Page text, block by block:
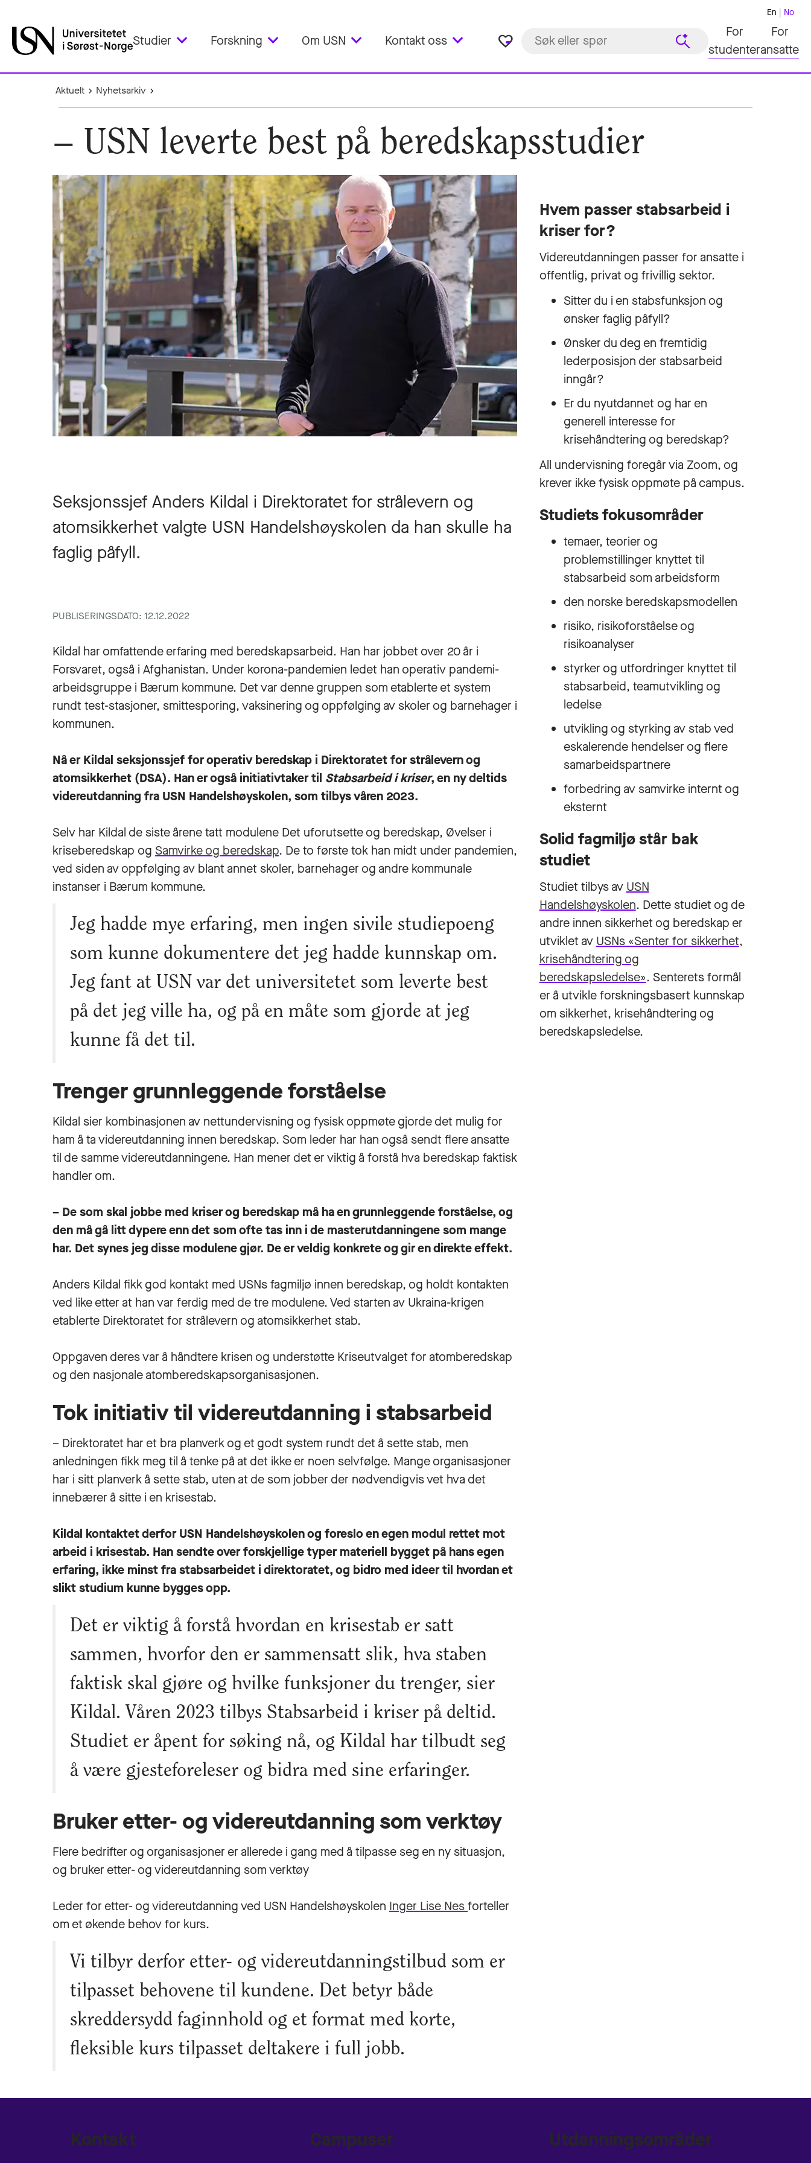
Studier Forskning Om USN Kontakt oss favorite_border
En No
For
studenter
For
ansatte
Aktuelt Nyhetsarkiv
– USN leverte best på beredskapsstudier
Seksjonssjef Anders Kildal i Direktoratet for strålevern og
atomsikkerhet valgte USN Handelshøyskolen da han skulle ha
faglig påfyll.
PUBLISERINGSDATO: 12.12.2022
Kildal har omfattende erfaring med beredskapsarbeid. Han har jobbet over 20 år i
Forsvaret, også i Afghanistan. Under korona-pandemien ledet han operativ pandemi-
arbeidsgruppe i Bærum kommune. Det var denne gruppen som etablerte et system
rundt test-stasjoner, smittesporing, vaksinering og oppfølging av skoler og barnehager i
kommunen.
Nå er Kildal seksjonssjef for operativ beredskap i Direktoratet for strålevern og
atomsikkerhet (DSA). Han er også initiativtaker til Stabsarbeid i kriser, en ny deltids
videreutdanning fra USN Handelshøyskolen, som tilbys våren 2023.
Selv har Kildal de siste årene tatt modulene Det uforutsette og beredskap, Øvelser i
kriseberedskap og Samvirke og beredskap. De to første tok han midt under pandemien,
ved siden av oppfølging av blant annet skoler, barnehager og andre kommunale
instanser i Bærum kommune.
Jeg hadde mye erfaring, men ingen sivile studiepoeng
som kunne dokumentere det jeg hadde kunnskap om.
Jeg fant at USN var det universitetet som leverte best
på det jeg ville ha, og på en måte som gjorde at jeg
kunne få det til.
Trenger grunnleggende forståelse
Kildal sier kombinasjonen av nettundervisning og fysisk oppmøte gjorde det mulig for
ham å ta videreutdanning innen beredskap. Som leder har han også sendt flere ansatte
til de samme videreutdanningene. Han mener det er viktig å forstå hva beredskap faktisk
handler om.
– De som skal jobbe med kriser og beredskap må ha en grunnleggende forståelse, og
den må gå litt dypere enn det som ofte tas inn i de masterutdanningene som mange
har. Det synes jeg disse modulene gjør. De er veldig konkrete og gir en direkte effekt.
Anders Kildal fikk god kontakt med USNs fagmiljø innen beredskap, og holdt kontakten
ved like etter at han var ferdig med de tre modulene. Ved starten av Ukraina-krigen
etablerte Direktoratet for strålevern og atomsikkerhet stab.
Oppgaven deres var å håndtere krisen og understøtte Kriseutvalget for atomberedskap
og den nasjonale atomberedskapsorganisasjonen.
Tok initiativ til videreutdanning i stabsarbeid
– Direktoratet har et bra planverk og et godt system rundt det å sette stab, men
anledningen fikk meg til å tenke på at det ikke er noen selvfølge. Mange organisasjoner
har i sitt planverk å sette stab, uten at de som jobber der nødvendigvis vet hva det
innebærer å sitte i en krisestab.
Kildal kontaktet derfor USN Handelshøyskolen og foreslo en egen modul rettet mot
arbeid i krisestab. Han sendte over forskjellige typer materiell bygget på hans egen
erfaring, ikke minst fra stabsarbeidet i direktoratet, og bidro med ideer til hvordan et
slikt studium kunne bygges opp.
Det er viktig å forstå hvordan en krisestab er satt
sammen, hvorfor den er sammensatt slik, hva staben
faktisk skal gjøre og hvilke funksjoner du trenger, sier
Kildal. Våren 2023 tilbys Stabsarbeid i kriser på deltid.
Studiet er åpent for søking nå, og Kildal har tilbudt seg
å være gjesteforeleser og bidra med sine erfaringer.
Bruker etter- og videreutdanning som verktøy
Flere bedrifter og organisasjoner er allerede i gang med å tilpasse seg en ny situasjon,
og bruker etter- og videreutdanning som verktøy
Leder for etter- og videreutdanning ved USN Handelshøyskolen Inger Lise Nesforteller
om et økende behov for kurs.
Vi tilbyr derfor etter- og videreutdanningstilbud som er
tilpasset behovene til kundene. Det betyr både
skreddersydd faginnhold og et format med korte,
fleksible kurs tilpasset deltakere i full jobb.
Hvem passer stabsarbeid i
kriser for?
Videreutdanningen passer for ansatte i
offentlig, privat og frivillig sektor.
Sitter du i en stabsfunksjon og
ønsker faglig påfyll?
Ønsker du deg en fremtidig
lederposisjon der stabsarbeid
inngår?
Er du nyutdannet og har en
generell interesse for
krisehåndtering og beredskap?
All undervisning foregår via Zoom, og
krever ikke fysisk oppmøte på campus.
Studiets fokusområder
temaer, teorier og
problemstillinger knyttet til
stabsarbeid som arbeidsform
den norske beredskapsmodellen
risiko, risikoforståelse og
risikoanalyser
styrker og utfordringer knyttet til
stabsarbeid, teamutvikling og
ledelse
utvikling og styrking av stab ved
eskalerende hendelser og flere
samarbeidspartnere
forbedring av samvirke internt og
eksternt
Solid fagmiljø står bak
studiet
Studiet tilbys av USN
Handelshøyskolen. Dette studiet og de
andre innen sikkerhet og beredskap er
utviklet av USNs «Senter for sikkerhet,
krisehåndtering og
beredskapsledelse». Senterets formål
er å utvikle forskningsbasert kunnskap
om sikkerhet, krisehåndtering og
beredskapsledelse.
Kontakt Campuser Utdanningsområder